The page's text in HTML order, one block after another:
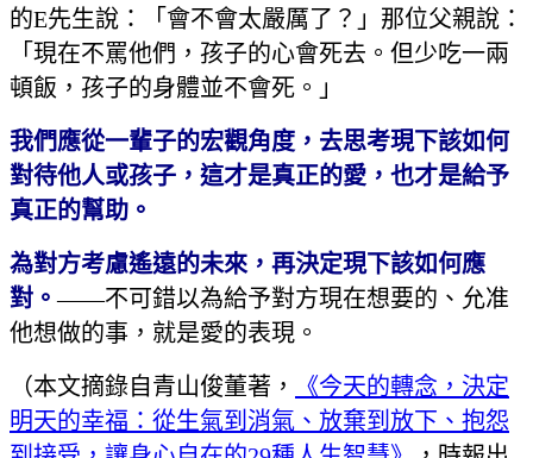
的E先生說：「會不會太嚴厲了？」那位父親說：
「現在不罵他們，孩子的心會死去。但少吃一兩
頓飯，孩子的身體並不會死。」
我們應從一輩子的宏觀角度，去思考現下該如何
對待他人或孩子，這才是真正的愛，也才是給予
真正的幫助。
為對方考慮遙遠的未來，再決定現下該如何應
對。——不可錯以為給予對方現在想要的、允准
他想做的事，就是愛的表現。
（本文摘錄自青山俊董著，
《今天的轉念，決定
明天的幸福：從生氣到消氣、放棄到放下、抱怨